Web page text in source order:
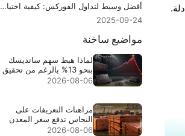
أفضل وسيط لتداول الفوركس: كيفية اختيار الوسيط المناسب
2025-09-24
مواضيع ساخنة
لماذا هبط سهم سانديسك
بنحو 13% بالرغم من تحقيق
إيرادات قياسية بقيمة
2026-08-06
مراهنات التعريفات على
النحاس تدفع سعر المعدن
إلى مستوى قياسي $6.703
2026-08-06